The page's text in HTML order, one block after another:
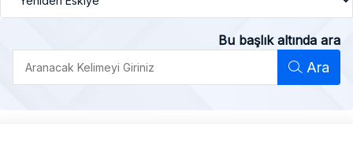
Bu başlık altında ara
Ara